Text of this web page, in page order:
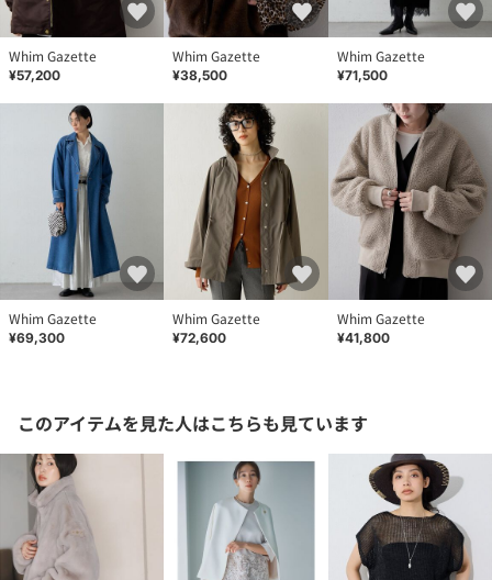
Whim Gazette
¥57,200
Whim Gazette
¥38,500
Whim Gazette
¥71,500
Whim Gazette
¥69,300
Whim Gazette
¥72,600
Whim Gazette
¥41,800